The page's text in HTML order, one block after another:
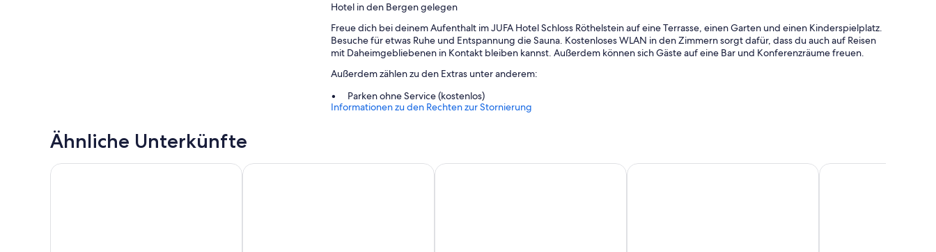
Hotel in den Bergen gelegen
Freue dich bei deinem Aufenthalt im JUFA Hotel Schloss Röthelstein auf eine Terrasse, einen Garten und einen Kinderspielplatz.
Besuche für etwas Ruhe und Entspannung die Sauna. Kostenloses WLAN in den Zimmern sorgt dafür, dass du auch auf Reisen
mit Daheimgebliebenen in Kontakt bleiben kannst. Außerdem können sich Gäste auf eine Bar und Konferenzräume freuen.
Außerdem zählen zu den Extras unter anderem:
Parken ohne Service (kostenlos)
Ein Frühstücksbuffet (gegen Aufpreis), Unterstützung bei der Tourenplanung/beim Ticketerwerb und Rauchverbot in der
Informationen zu den Rechten zur Stornierung
Ähnliche Unterkünfte
Hotel-Stiegl Gut Wildshut COOEE alpin Hotel Dachstein Garner Hotel Klagenfurt Moser Verdino by IHGBest Western Parkhotel Hagenberg JUFA Hotel Spital am